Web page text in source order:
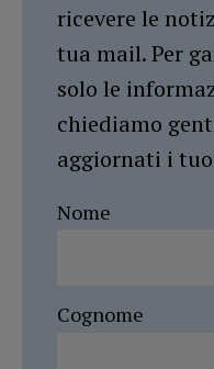
ricevere le
tua mail. Per
solo le
chiediamo
aggiornati i
Nome
Cognome